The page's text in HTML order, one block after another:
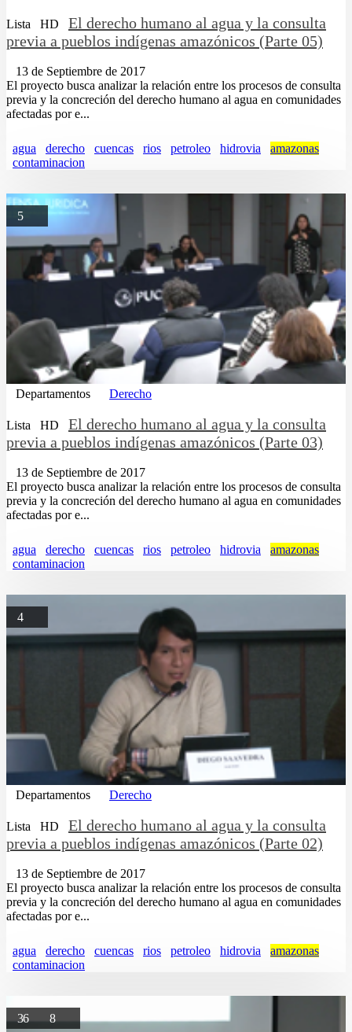
Lista HD
El derecho humano al agua y la consulta
previa a pueblos indígenas amazónicos (Parte 05)
13 de Septiembre de 2017
El proyecto busca analizar la relación entre los procesos de consulta
previa y la concreción del derecho humano al agua en comunidades
afectadas por e...
agua derecho cuencas rios petroleo hidrovia
amazonas
contaminacion
5
Departamentos Derecho
Lista HD
El derecho humano al agua y la consulta
previa a pueblos indígenas amazónicos (Parte 03)
13 de Septiembre de 2017
El proyecto busca analizar la relación entre los procesos de consulta
previa y la concreción del derecho humano al agua en comunidades
afectadas por e...
agua derecho cuencas rios petroleo hidrovia
amazonas
contaminacion
4
Departamentos Derecho
Lista HD
El derecho humano al agua y la consulta
previa a pueblos indígenas amazónicos (Parte 02)
13 de Septiembre de 2017
El proyecto busca analizar la relación entre los procesos de consulta
previa y la concreción del derecho humano al agua en comunidades
afectadas por e...
agua derecho cuencas rios petroleo hidrovia
amazonas
contaminacion
36 8